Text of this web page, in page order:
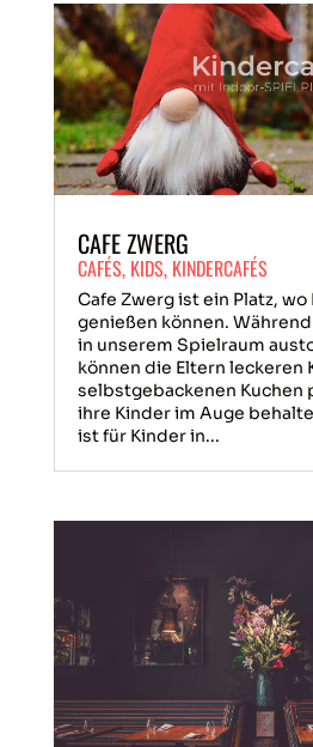
CAFE ZWERG
CAFÉS, KIDS, KINDERCAFÉS
Cafe Zwerg ist ein Platz,
genießen können.
in unserem Spielraum
können die Eltern leckeren
selbstgebackenen Kuchen
ihre Kinder im Auge
ist für Kinder in...